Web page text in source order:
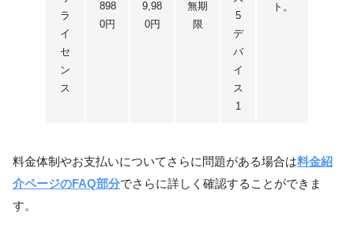
ト。
ラ
イ
セ
ン
ス
898
0円
9,98
0円
無期
限
5
デ
バ
イ
ス
1
料金体制やお支払いについてさらに問題がある場合は料金紹
介ページのFAQ部分でさらに詳しく確認することができま
す。